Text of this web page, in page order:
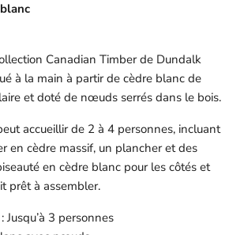
Canadian Timber de Dundalk
à la main à partir de cèdre blanc de
et doté de nœuds serrés dans le bois.
accueillir de 2 à 4 personnes, incluant
en cèdre massif, un plancher et des
en cèdre blanc pour les côtés et
prêt à assembler.
3 personnes